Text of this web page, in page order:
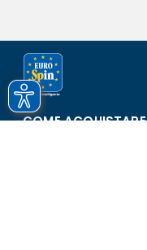
COME ACQUISTARE